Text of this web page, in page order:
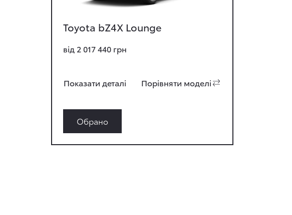
Toyota bZ4X Lounge
від 2 017 440 грн
Показати деталi Порiвняти моделi
Обрано